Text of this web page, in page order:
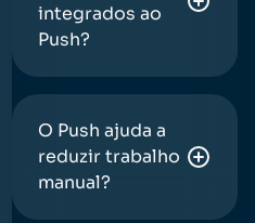
integrados ao
Push?
O Push ajuda a
reduzir trabalho
manual?